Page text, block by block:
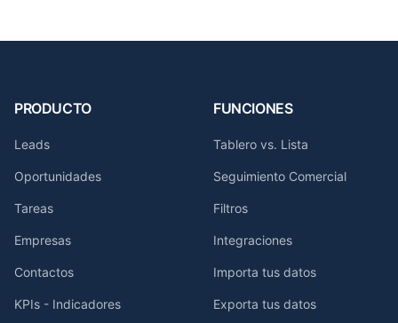
PRODUCTO
Leads
Oportunidades
Tareas
Empresas
Contactos
KPIs - Indicadores
FUNCIONES
Tablero vs. Lista
Seguimiento Comercial
Filtros
Integraciones
Importa tus datos
Exporta tus datos